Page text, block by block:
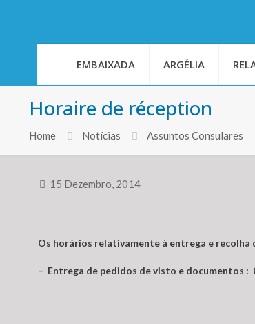
EMBAIXADA ARGÉLIA
Horaire de réception
Home Notícias Assuntos Consulares
15 Dezembro, 2014
Os horários relativamente à entrega e recolha
– Entrega de pedidos de visto e documentos :